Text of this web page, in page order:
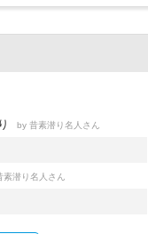
by 昔素潜り名人 さん
素潜り名人 さん